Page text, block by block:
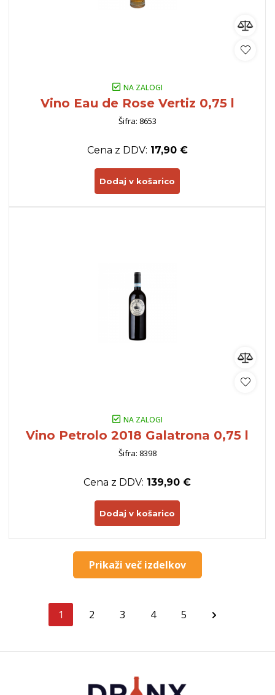
NA ZALOGI
Vino Eau de Rose Vertiz 0,75 l
Šifra: 8653
Cena z DDV: 17,90 €
Dodaj v košarico
NA ZALOGI
Vino Petrolo 2018 Galatrona 0,75 l
Šifra: 8398
Cena z DDV: 139,90 €
Dodaj v košarico
Prikaži več izdelkov
1 2 3 4 5